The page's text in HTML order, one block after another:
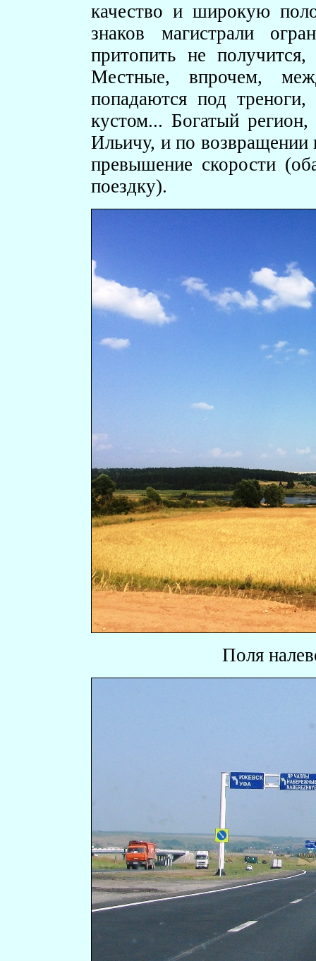
качество и широкую
знаков магистрали
притопить не
Местные, впрочем,
попадаются под
кустом... Богатый
Ильичу, и по
превышение скорости
поездку).
Поля